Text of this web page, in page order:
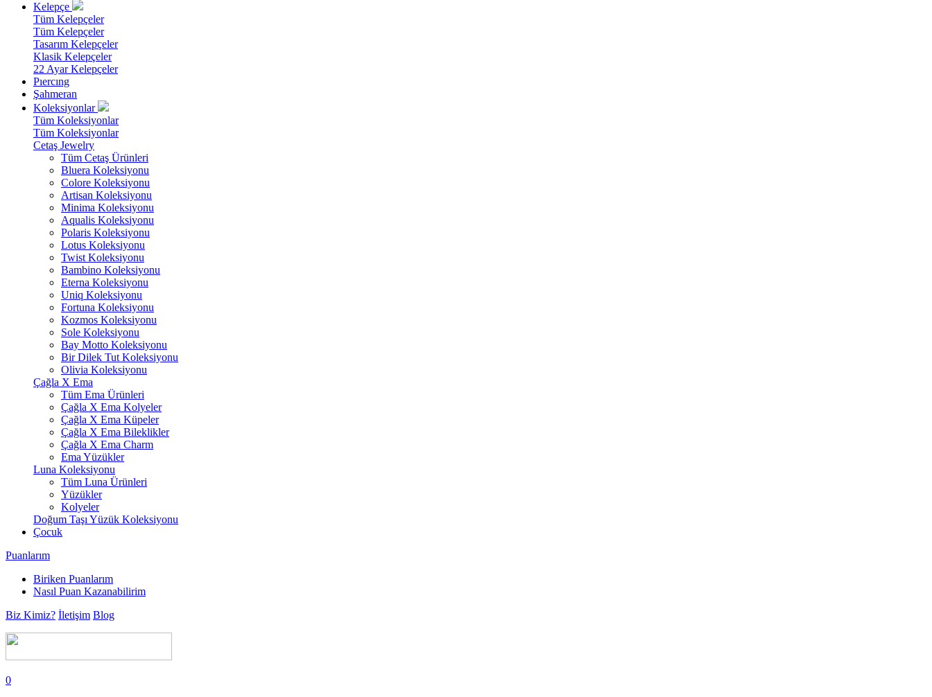
Kelepçe
Tüm Kelepçeler
Tüm Kelepçeler
Tasarım Kelepçeler
Klasik Kelepçeler
22 Ayar Kelepçeler
Pıercıng
Şahmeran
Koleksiyonlar
Tüm Koleksiyonlar
Tüm Koleksiyonlar
Cetaş Jewelry
Tüm Cetaş Ürünleri
Bluera Koleksiyonu
Colore Koleksiyonu
Artisan Koleksiyonu
Minima Koleksiyonu
Aqualis Koleksiyonu
Polaris Koleksiyonu
Lotus Koleksiyonu
Twist Koleksiyonu
Bambino Koleksiyonu
Eterna Koleksiyonu
Uniq Koleksiyonu
Fortuna Koleksiyonu
Kozmos Koleksiyonu
Sole Koleksiyonu
Bay Motto Koleksiyonu
Bir Dilek Tut Koleksiyonu
Olivia Koleksiyonu
Çağla X Ema
Tüm Ema Ürünleri
Çağla X Ema Kolyeler
Çağla X Ema Küpeler
Çağla X Ema Bileklikler
Çağla X Ema Charm
Ema Yüzükler
Luna Koleksiyonu
Tüm Luna Ürünleri
Yüzükler
Kolyeler
Doğum Taşı Yüzük Koleksiyonu
Çocuk
Puanlarım
Biriken Puanlarım
Nasıl Puan Kazanabilirim
Biz Kimiz? İletişim Blog
0